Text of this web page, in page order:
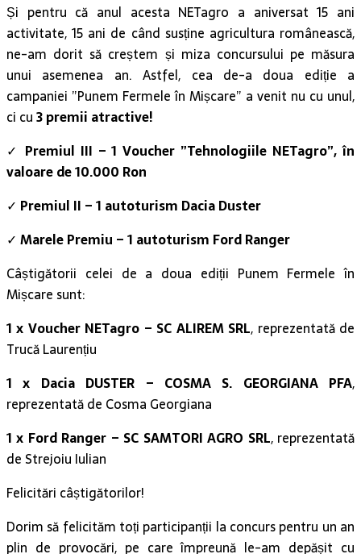
Și pentru că anul acesta NETagro a aniversat 15 ani
activitate, 15 ani de când susține agricultura românească,
ne-am dorit să creștem și miza concursului pe măsura
unui asemenea an. Astfel, cea de-a doua ediție a
campaniei ”Punem Fermele în Mișcare” a venit nu cu unul,
ci cu3 premii atractive!
✓ Premiul III – 1 Voucher ”Tehnologiile NETagro”, în
valoare de 10.000 Ron
✓ Premiul II – 1 autoturism Dacia Duster
✓ Marele Premiu – 1 autoturism Ford Ranger
Câștigătorii celei de a doua ediții Punem Fermele în
Mișcare sunt:
1 x Voucher NETagro – SC ALIREM SRL, reprezentată de
Trucă Laurențiu
1 x Dacia DUSTER – COSMA S. GEORGIANA PFA,
reprezentată de Cosma Georgiana
1 x Ford Ranger – SC SAMTORI AGRO SRL, reprezentată
de Strejoiu Iulian
Felicitări câștigătorilor!
Dorim să felicităm toți participanții la concurs pentru un an
plin de provocări, pe care împreună le-am depășit cu